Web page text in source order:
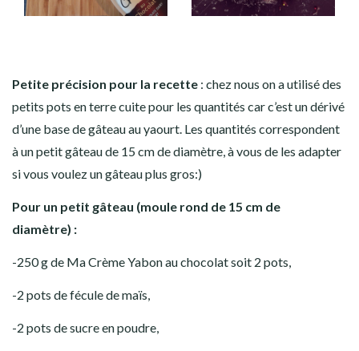
Petite précision pour la recette : chez nous on a utilisé des
petits pots en terre cuite pour les quantités car c’est un dérivé
d’une base de gâteau au yaourt. Les quantités correspondent
à un petit gâteau de 15 cm de diamètre, à vous de les adapter
si vous voulez un gâteau plus gros:)
Pour un petit gâteau (moule rond de 15 cm de
diamètre) :
-250 g de Ma Crème Yabon au chocolat soit 2 pots,
-2 pots de fécule de maïs,
-2 pots de sucre en poudre,